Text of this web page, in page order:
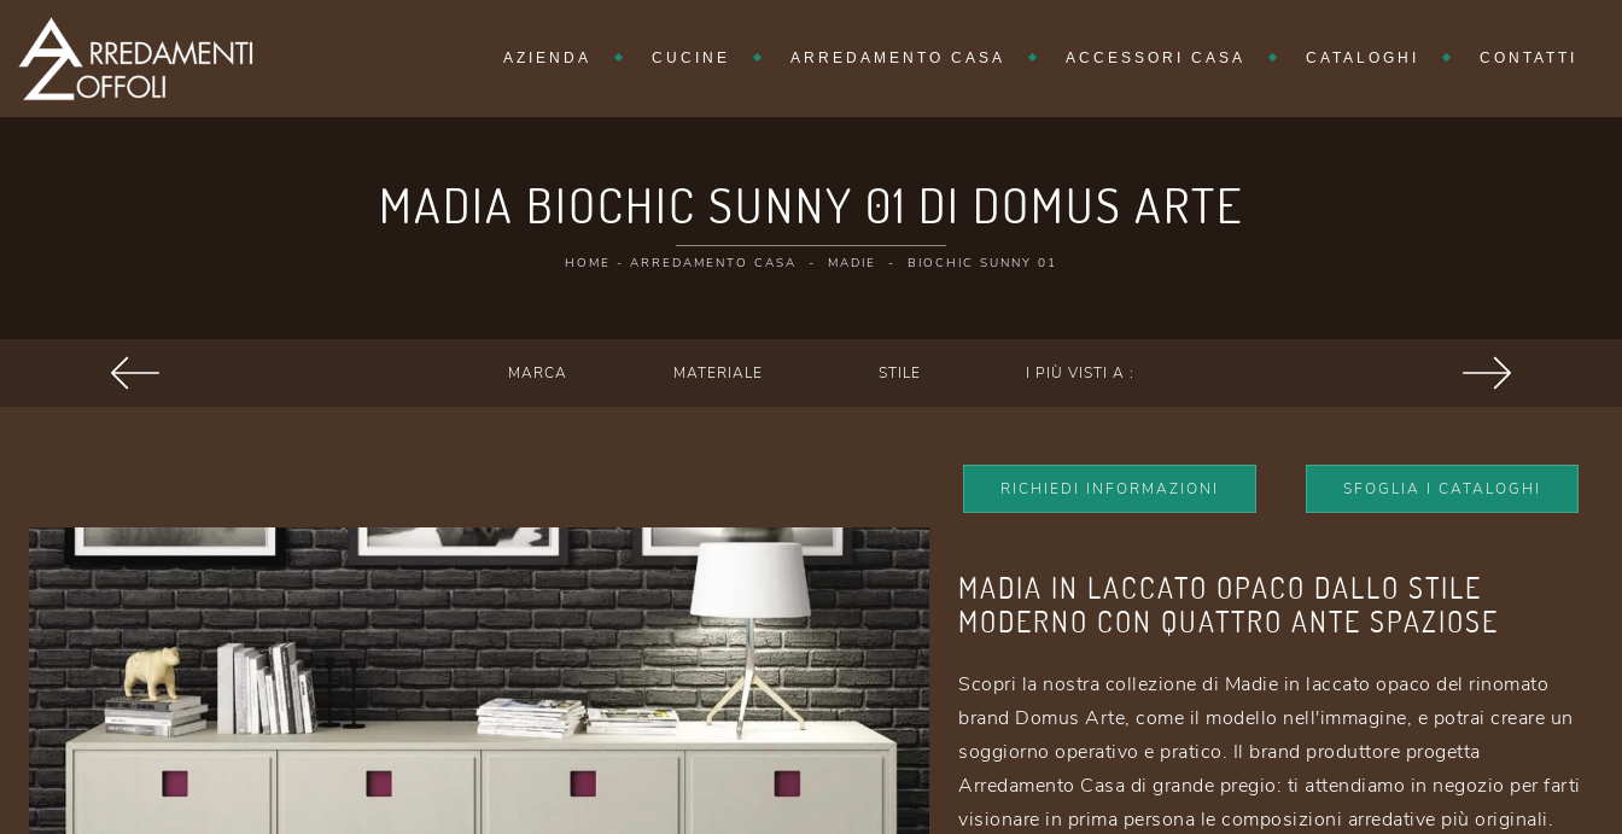
AZIENDA CUCINE ARREDAMENTO CASA ACCESSORI CASA CATALOGHI CONTATTI
MADIA BIOCHIC SUNNY 01 DI DOMUS ARTE
HOME - ARREDAMENTO CASA - MADIE - BIOCHIC SUNNY 01
MARCA MATERIALE STILE I PIÙ VISTI A :
RICHIEDI INFORMAZIONI SFOGLIA I CATALOGHI
MADIA IN LACCATO OPACO DALLO STILE
MODERNO CON QUATTRO ANTE SPAZIOSE
Scopri la nostra collezione di Madie in laccato opaco del rinomato
brand Domus Arte, come il modello nell'immagine, e potrai creare un
soggiorno operativo e pratico. Il brand produttore progetta
Arredamento Casa di grande pregio: ti attendiamo in negozio per farti
visionare in prima persona le composizioni arredative più originali.